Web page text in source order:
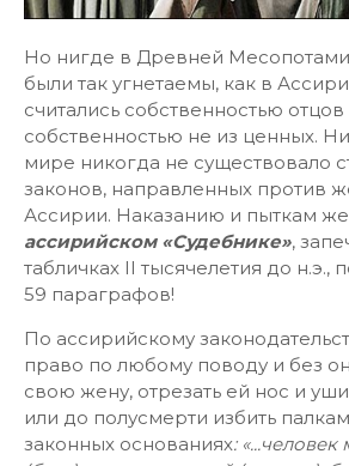
Но нигде в Древней
были так угнетаемы, как в
считались собственностью
собственностью не из ценных.
мире никогда не существовало
законов, направленных против
Ассирии. Наказанию и пыткам
ассирийском «Судебнике»,
табличках II тысячелетия до н.э.,
59 параграфов!
По ассирийскому
право по любому поводу и без
свою жену, отрезать ей нос и
или до полусмерти избить
законных основаниях: